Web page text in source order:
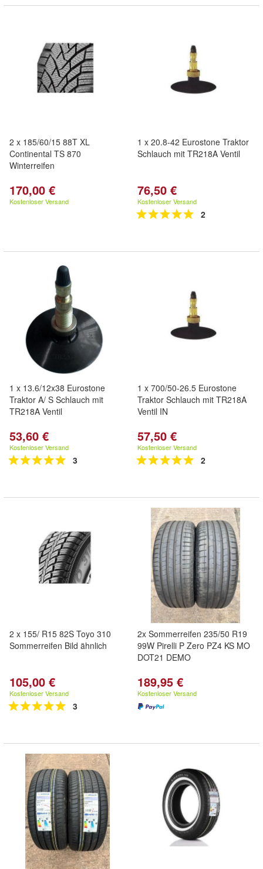
2 x 185/60/15 88T XL
Continental TS 870
Winterreifen
170,00 €
Kostenloser Versand
1 x 20.8-42 Eurostone Traktor
Schlauch mit TR218A Ventil
76,50 €
Kostenloser Versand
2
1 x 13.6/12x38 Eurostone
Traktor A/ S Schlauch mit
TR218A Ventil
53,60 €
Kostenloser Versand
3
1 x 700/50-26.5 Eurostone
Traktor Schlauch mit TR218A
Ventil IN
57,50 €
Kostenloser Versand
2
2 x 155/ R15 82S Toyo 310
Sommerreifen Bild ähnlich
105,00 €
Kostenloser Versand
3
2x Sommerreifen 235/50 R19
99W Pirelli P Zero PZ4 KS MO
DOT21 DEMO
189,95 €
Kostenloser Versand